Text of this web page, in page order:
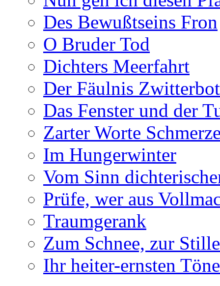
Des Bewußtseins Fron
O Bruder Tod
Dichters Meerfahrt
Der Fäulnis
Das Fenster und der
Zarter Worte
Im Hungerwinter
Vom Sinn
Prüfe, wer aus
Traumgerank
Zum Schnee, zur Stille
Ihr heiter-ernsten Töne